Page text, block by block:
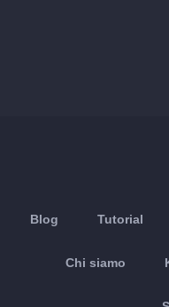
Blog Tutorial
Chi siamo